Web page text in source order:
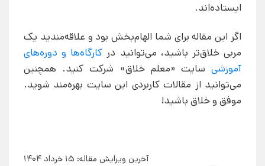
ایستاده‌اند.
اگر این مقاله برای شما الهام‌بخش بود و علاقه‌مندید یک
مربی خلاق‌تر باشید، می‌توانید در کارگاه‌ها و دوره‌های
آموزشی سایت «معلم خلاق» شرکت کنید. همچنین
می‌توانید از مقالات کاربردی این سایت بهره‌مند شوید.
موفق و خلاق باشید!
آخرین ویرایش مقاله: 15 خرداد 1404